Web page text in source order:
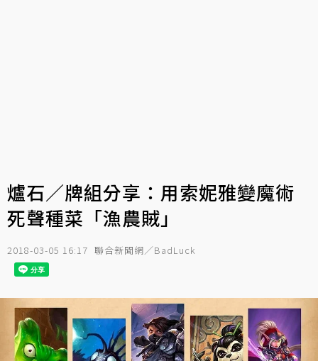
爐石／牌組分享：用索妮雅變魔術
死聲種菜「漁農賊」
2018-03-05 16:17 聯合新聞網／BadLuck